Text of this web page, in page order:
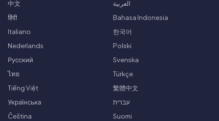
中文
العربية
हिंदी
Bahasa Indonesia
Italiano
한국어
Nederlands
Polski
Русский
Svenska
ไทย
Türkçe
Tiếng Việt
繁體中文
Українська
עברית
Čeština
Suomi